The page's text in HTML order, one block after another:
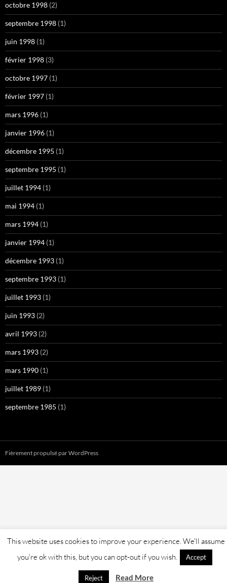
octobre 1998 (2)
septembre 1998 (1)
juin 1998 (1)
février 1998 (3)
octobre 1997 (1)
février 1997 (1)
mars 1996 (1)
janvier 1996 (1)
décembre 1995 (1)
septembre 1995 (1)
juillet 1994 (1)
mai 1994 (1)
mars 1994 (1)
janvier 1994 (1)
décembre 1993 (1)
septembre 1993 (1)
juillet 1993 (1)
juin 1993 (2)
avril 1993 (2)
mars 1993 (2)
mars 1990 (1)
juillet 1989 (1)
septembre 1985 (1)
Fièrement propulsé par WordPress
This website uses cookies to improve your experience. We'll assume
you're ok with this, but you can opt-out if you wish.
Accept
Reject Read More